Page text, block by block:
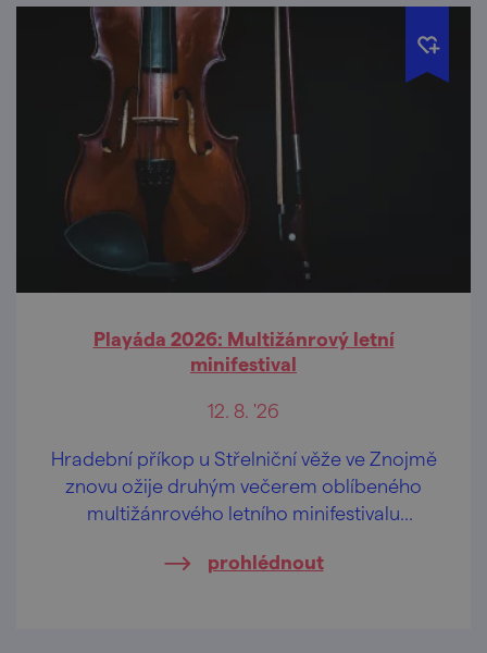
Playáda 2026: Multižánrový letní
minifestival
12. 8. '26
Hradební příkop u Střelniční věže ve Znojmě
znovu ožije druhým večerem oblíbeného
multižánrového letního minifestivalu
prohlédnout